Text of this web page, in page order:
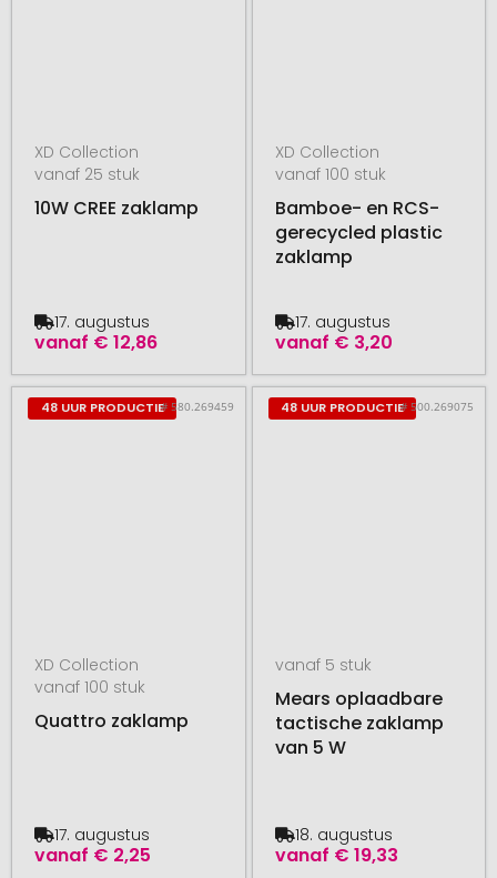
XD Collection
vanaf 25 stuk
10W CREE zaklamp
vanaf € 12,86
17. augustus
XD Collection
vanaf 100 stuk
Bamboe- en RCS-
gerecycled plastic
zaklamp
vanaf € 3,20
17. augustus
48 UUR PRODUCTIE# 580.269459
XD Collection
vanaf 100 stuk
Quattro zaklamp
vanaf € 2,25
17. augustus
48 UUR PRODUCTIE# 500.269075
vanaf 5 stuk
Mears oplaadbare
tactische zaklamp
van 5 W
vanaf € 19,33
18. augustus